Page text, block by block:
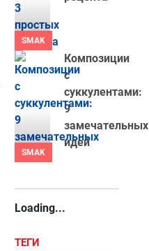
SMAK
SMAK
Композиции
с
суккулентами:
9
замечательных
идей
Loading...
ТЕГИ